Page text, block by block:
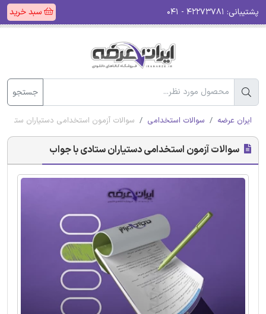
پشتیبانی: سبد خرید
جستجو
ایران عرضه سوالات استخدامی سوالات آزمون استخدامی دستیاران ستادی
سوالات آزمون استخدامی دستیاران ستادی با جواب